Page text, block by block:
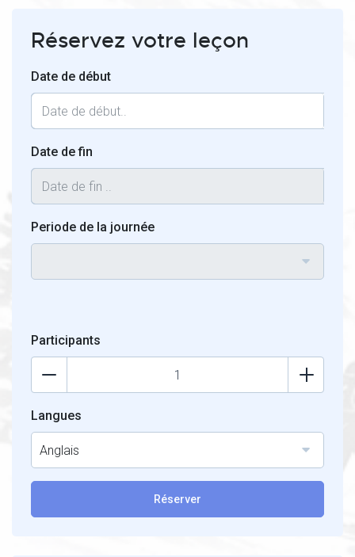
Réservez votre leçon
Date de début
Date de fin
Periode de la journée
Participants
Langues
Anglais
Réserver